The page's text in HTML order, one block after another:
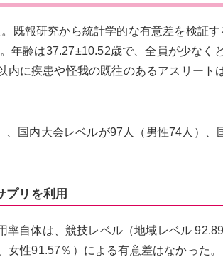
既報研究から統計学的な有意差を検証
年齢は37.27±10.52歳で、全員が少なく
に疾患や怪我の既往のあるアスリート
国内大会レベルが97人（男性74人）、
プリを利用
自体は、競技レベル（地域レベル
性91.57％）による有意差はなかった。